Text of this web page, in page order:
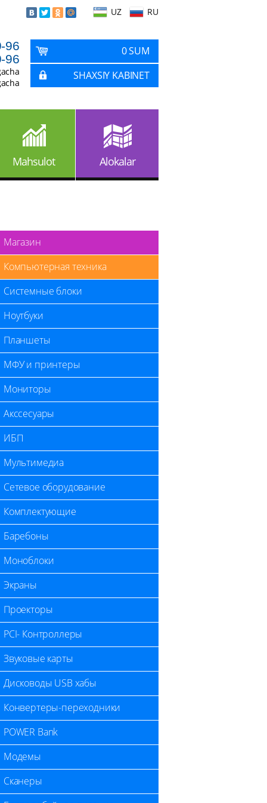
UZ RU
96
96
0 SUM
SHAXSIY KABINET
Mahsulot Alokalar
Магазин
Компьютерная техника
Системные блоки
Ноутбуки
Планшеты
МФУ и принтеры
Мониторы
Акссесуары
ИБП
Мультимедиа
Сетевое оборудование
Комплектующие
Баребоны
Моноблоки
Экраны
Проекторы
PCI- Контроллеры
Звуковые карты
Дисководы USB хабы
Конвертеры-переходники
POWER Bank
Модемы
Сканеры